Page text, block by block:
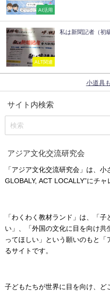
AI活用
ALT関連
私は新聞記者（初
小道具
サイト内検索
アジア文化交流研究会
「アジア文化交流研究会」は、
GLOBALY, ACT LOCALLY”にチャ
「わくわく教材ランド」は、「子
い」、「外国の文化に目を向け
ってほしい」という願いのもと
るサイトです。
子どもたちが世界に目を向け、